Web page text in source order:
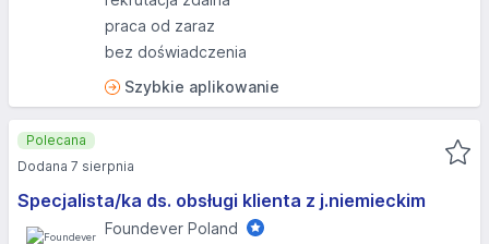
praca od zaraz
bez doświadczenia
Szybkie aplikowanie
Specjalista/ka ds. obsługi klienta z j.niemieckim
Foundever Poland
Polecana
Dodana 7 sierpnia